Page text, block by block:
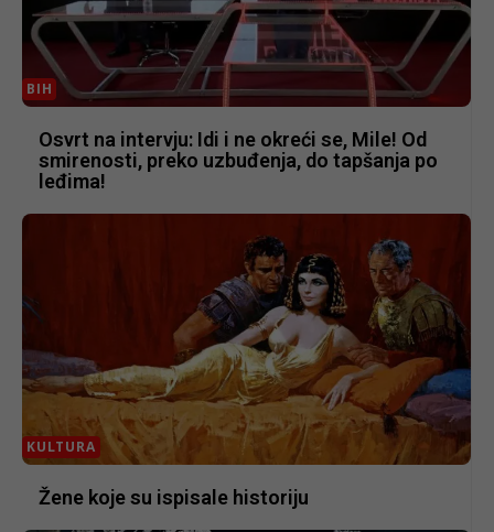
BIH
Osvrt na intervju: Idi i ne okreći se, Mile! Od
smirenosti, preko uzbuđenja, do tapšanja po
leđima!
KULTURA
Žene koje su ispisale historiju